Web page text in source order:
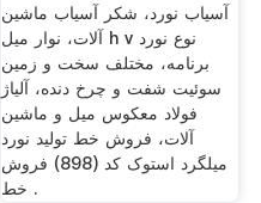
آسیاب نورد، شکر آسیاب ماشین
آلات، نوار میل h v نوع نورد
برنامه، مختلف سخت و زمین
سوئیت شفت و چرخ دنده، آلیاژ
فولاد معکوس میل و ماشین
آلات، فروش خط تولید نورد
میلگرد استوک کد (898) فروش
خط .